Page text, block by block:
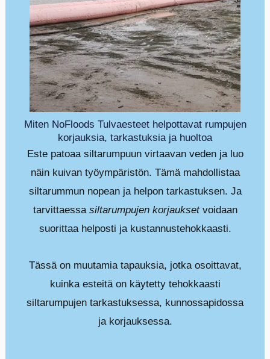
Miten NoFloods Tulvaesteet helpottavat rumpujen
korjauksia, tarkastuksia ja huoltoa
Este patoaa siltarumpuun virtaavan veden ja luo
näin kuivan työympäristön. Tämä mahdollistaa
siltarummun nopean ja helpon tarkastuksen. Ja
tarvittaessa siltarumpujen korjauksetvoidaan
suorittaa helposti ja kustannustehokkaasti.
Tässä on muutamia tapauksia, jotka osoittavat,
kuinka esteitä on käytetty tehokkaasti
siltarumpujen tarkastuksessa, kunnossapidossa
ja korjauksessa.